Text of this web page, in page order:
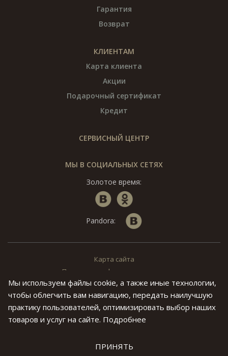
Гарантия
Возврат
КЛИЕНТАМ
Карта клиента
Акции
Подарочный сертификат
Кредит
СЕРВИСНЫЙ ЦЕНТР
МЫ В СОЦИАЛЬНЫХ СЕТЯХ
Золотое время:
Pandora:
© «Золотое Время», 1994 — 2026. г. Москва.
Предложения на данном сайте не являются публичной офертой.
Все права на материалы, находящиеся на сайте ivtime.ru
охраняются в соответствии с законодательством РФ, в том
числе, об авторских и смежных правах.Воспроизведение,
допускается только с предварительного письменного согласия
руководства компании.
Карта сайта
Политика конфиденциальности
Мы используем файлы cookie, а также иные технологии,
чтобы облегчить вам навигацию, передать наилучшую
практику пользователей, оптимизировать выбор наших
товаров и услуг на сайте. Подробнее
ПРИНЯТЬ